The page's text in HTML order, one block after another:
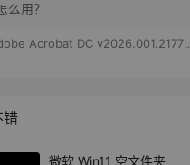
么用？
Acrobat DC v2026.001.21779 特别版
错
微软 Win11 空文件夹